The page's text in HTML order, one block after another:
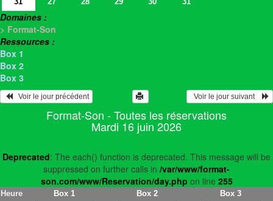
Domaines :
> Format-Son
Ressources :
Box 1
Box 2
Box 3
   Voir le jour précédent
  Voir le jour suivant
Format-Son - Toutes les réservations
Mardi 16 juin 2026
Deprecated: The each() function is deprecated. This message will be
suppressed on further calls in /var/www/format-
son.com/www/Reservation/day.php on line 255
Heure Box 1 Box 2 Box 3